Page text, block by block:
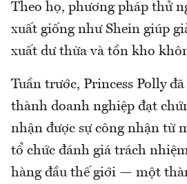
Theo họ, phương pháp thử
xuất giống như Shein giúp
xuất dư thừa và tồn kho
Tuần trước, Princess Polly
thành doanh nghiệp đạt
nhận được sự công nhận từ
tổ chức đánh giá trách
hàng đầu thế giới — một